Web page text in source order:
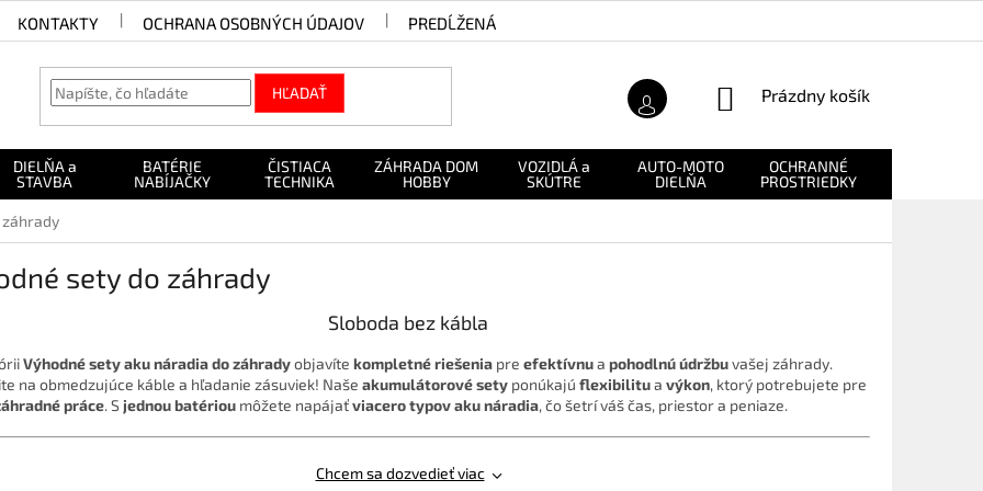
KONTAKTY OCHRANA OSOBNÝCH ÚDAJOV PREDĹŽENÁ ZÁRUKA
HĽADAŤ
NÁKUPNÝ
Prázdny košík
DIELŇA a
STAVBA
BATÉRIE
NABÍJAČKY
ČISTIACA
TECHNIKA
ZÁHRADA DOM
HOBBY
VOZIDLÁ a
SKÚTRE
AUTO-MOTO
DIELŇA
OCHRANNÉ
PROSTRIEDKY
sety do záhrady
Sloboda bez kábla
Výhodné sety aku náradia do záhradyobjavíte kompletné riešenia pre efektívnua pohodlnú údržbuvašej záhrady.
na obmedzujúce káble a hľadanie zásuviek! Naše akumulátorové sety ponúkajú flexibilitua výkon, ktorý potrebujete pre
práce. S jednou batériou môžete napájaťviacero typov aku náradia, čo šetrí váš čas, priestor a peniaze.
Chcem sa dozvedieť viac